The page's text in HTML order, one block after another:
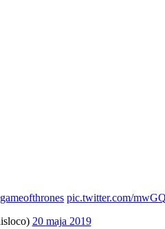
pic.twitter.com/
20 maja 2019